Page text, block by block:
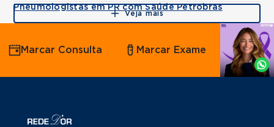
Pneumologistas em PR com Saúde Petrobras
Veja mais
Agende
por
Whatsapp
Marcar Consulta Marcar Exame